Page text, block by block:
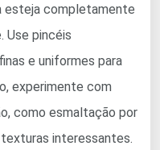
esteja completamente
Use pincéis
e uniformes para
experimente com
como esmaltação por
interessantes.